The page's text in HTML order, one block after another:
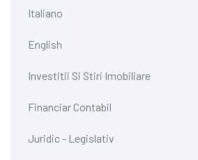
Italiano
English
Investitii Si Stiri Imobiliare
Financiar Contabil
Juridic - Legislativ